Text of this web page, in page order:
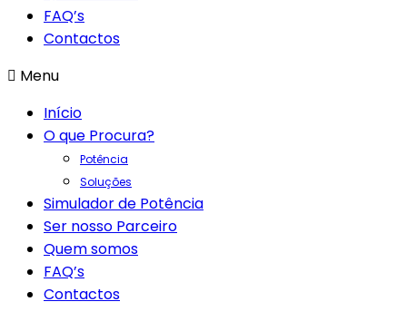
FAQ’s
Contactos
Menu
Início
O que Procura?
Potência
Soluções
Simulador de Potência
Ser nosso Parceiro
Quem somos
FAQ’s
Contactos